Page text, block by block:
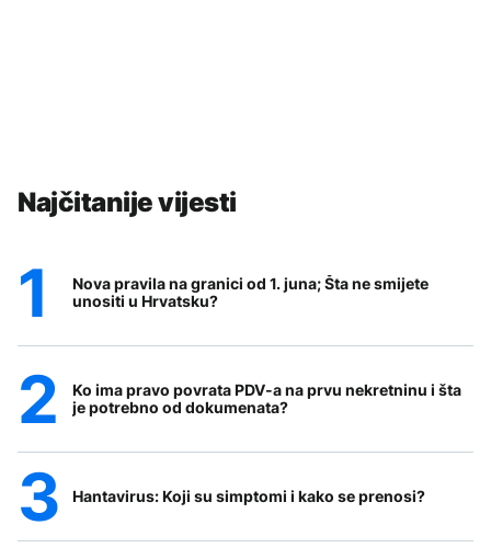
Najčitanije vijesti
Nova pravila na granici od 1. juna; Šta ne smijete
unositi u Hrvatsku?
Ko ima pravo povrata PDV-a na prvu nekretninu i šta
je potrebno od dokumenata?
Hantavirus: Koji su simptomi i kako se prenosi?